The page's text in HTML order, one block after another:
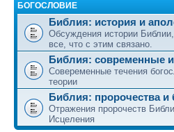
БОГОСЛОВИЕ
Библия: история и
Обсуждения истории
все, что с этим связано.
Библия: современные
Совеременные течения
теории
Библия: пророчества и
Отражения пророчеств
Исцеления